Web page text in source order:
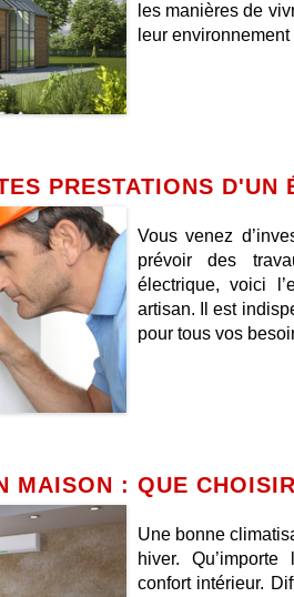
les manières de
leur
PRESTATIONS D'UN
Vous venez
prévoir des
électrique, voici
artisan. Il est
pour tous vos
MAISON : QUE
Une bonne
hiver.
confort intérieur.